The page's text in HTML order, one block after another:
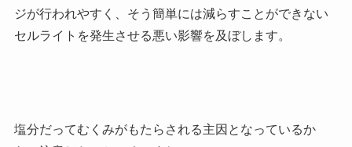
ジが行われやすく、そう簡単には減らすことができない
セルライトを発生させる悪い影響を及ぼします。
塩分だってむくみがもたらされる主因となっているか